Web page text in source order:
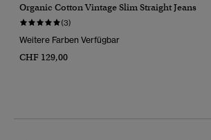
Organic Cotton Vintage Slim Straight Jeans
(3)
Weitere Farben Verfügbar
CHF 129,00